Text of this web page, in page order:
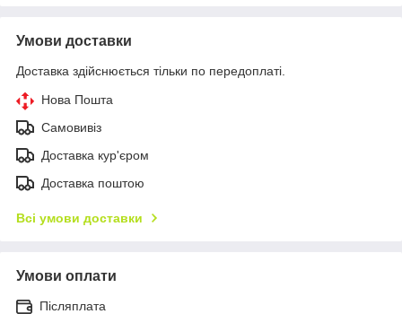
Умови доставки
Доставка здійснюється тільки по передоплаті.
Нова Пошта
Самовивіз
Доставка кур'єром
Доставка поштою
Всі умови доставки
Умови оплати
Післяплата